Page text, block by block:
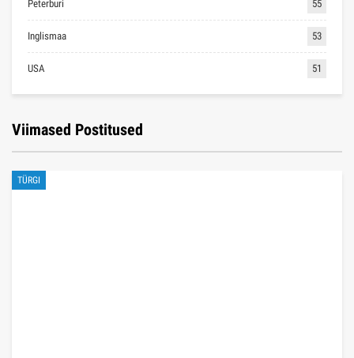
Peterburi 55
Inglismaa 53
USA 51
Viimased Postitused
TÜRGI